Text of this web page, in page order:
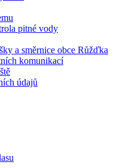
pitné vody
a směrnice obce Růžďka
komunikací
údajů